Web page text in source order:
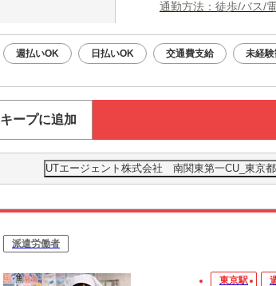
通勤方法：徒歩/バス/
週払いOK 日払いOK 交通費支給 未経
キープに追加
UTエージェント株式会社 南関東第一CU_東京
派遣労働者
東京駅